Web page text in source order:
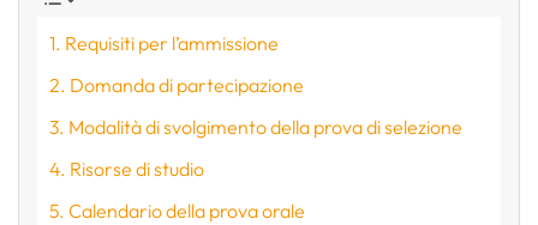
Requisiti per l’ammissione
Domanda di partecipazione
Modalità di svolgimento della prova di selezione
Risorse di studio
Calendario della prova orale